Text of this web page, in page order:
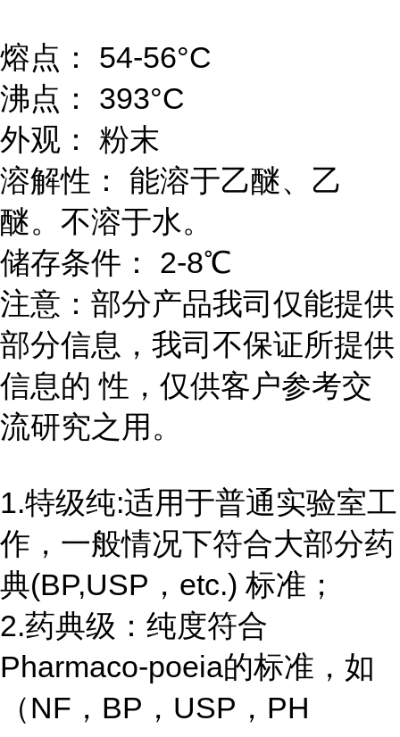
熔点： 54-56°C
沸点： 393°C
外观： 粉末
溶解性： 能溶于乙醚、乙
醚。不溶于水。
储存条件： 2-8℃
注意：部分产品我司仅能提供
部分信息，我司不保证所提供
信息的 性，仅供客户参考交
流研究之用。
1.特级纯:适用于普通实验室工
作，一般情况下符合大部分药
典(BP,USP，etc.) 标准；
2.药典级：纯度符合
Pharmaco-poeia的标准，如
（NF，BP，USP，PH